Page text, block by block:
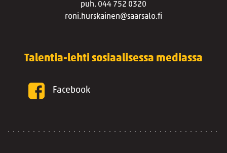
puh. 044 752 0320
roni.hurskainen@saarsalo.fi
Talentia-lehti sosiaalisessa mediassa
Facebook